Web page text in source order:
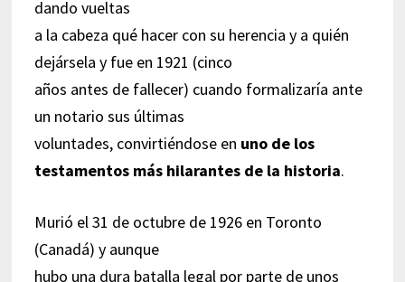
dando vueltas
a la cabeza qué hacer con su herencia y a quién
dejársela y fue en 1921 (cinco
años antes de fallecer) cuando formalizaría ante
un notario sus últimas
voluntades, convirtiéndose en uno de los
testamentos más hilarantes de la historia.
Murió el 31 de octubre de 1926 en Toronto
(Canadá) y aunque
hubo una dura batalla legal por parte de unos